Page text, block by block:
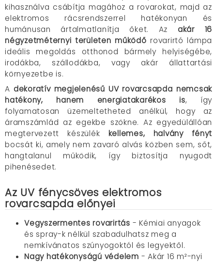
kihasználva csábítja magához a rovarokat, majd az
elektromos rácsrendszerrel hatékonyan és
humánusan ártalmatlanítja őket. Az akár 16
négyzetméternyi területen működő rovarirtó lámpa
ideális megoldás otthonod bármely helyiségébe,
irodákba, szállodákba, vagy akár állattartási
környezetbe is.
A dekoratív megjelenésű UV rovarcsapda nemcsak
hatékony, hanem energiatakarékos is, így
folyamatosan üzemeltetheted anélkül, hogy az
áramszámlád az egekbe szökne. Az egyedülállóan
megtervezett készülék kellemes, halvány fényt
bocsát ki, amely nem zavaró alvás közben sem, sőt,
hangtalanul működik, így biztosítja nyugodt
pihenésedet.
Az UV fénycsöves elektromos
rovarcsapda előnyei
Vegyszermentes rovarirtás - Kémiai anyagok
és spray-k nélkül szabadulhatsz meg a
nemkívánatos szúnyogoktól és legyektől.
Nagy hatékonyságú védelem - Akár 16 m²-nyi